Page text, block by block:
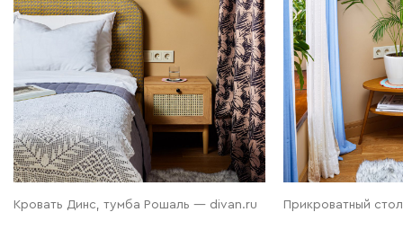
Кровать Динс, тумба Рошаль — divan.ru Прикроватный